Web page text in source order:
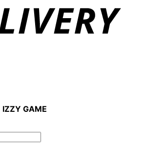
IZZY GAME